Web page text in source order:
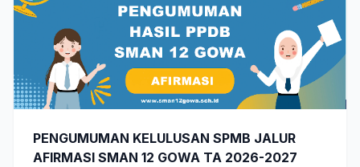
PENGUMUMAN KELULUSAN SPMB JALUR
AFIRMASI SMAN 12 GOWA TA 2026-2027